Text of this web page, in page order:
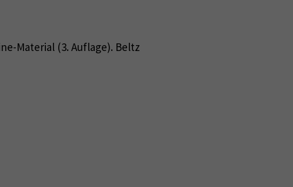
Material (3. Auflage). Beltz